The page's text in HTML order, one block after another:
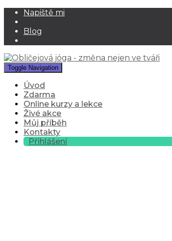
Napiště mi
Blog
Toggle Navigation
Úvod
Zdarma
Online kurzy a lekce
Živé akce
Můj příběh
Kontakty
Přihlášení